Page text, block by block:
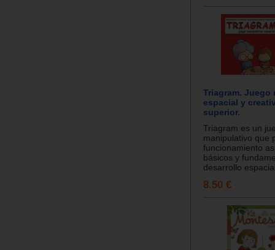
Triagram. Juego
espacial y
superior.
Triagram es un
manipulativo que
funcionamiento
básicos y
desarrollo
8.50 €